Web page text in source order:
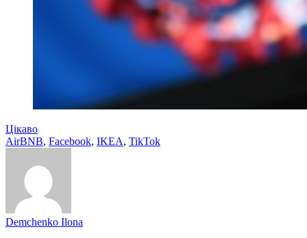
Цікаво
AirBNB, Facebook, IKEA, TikTok
Demchenko Ilona